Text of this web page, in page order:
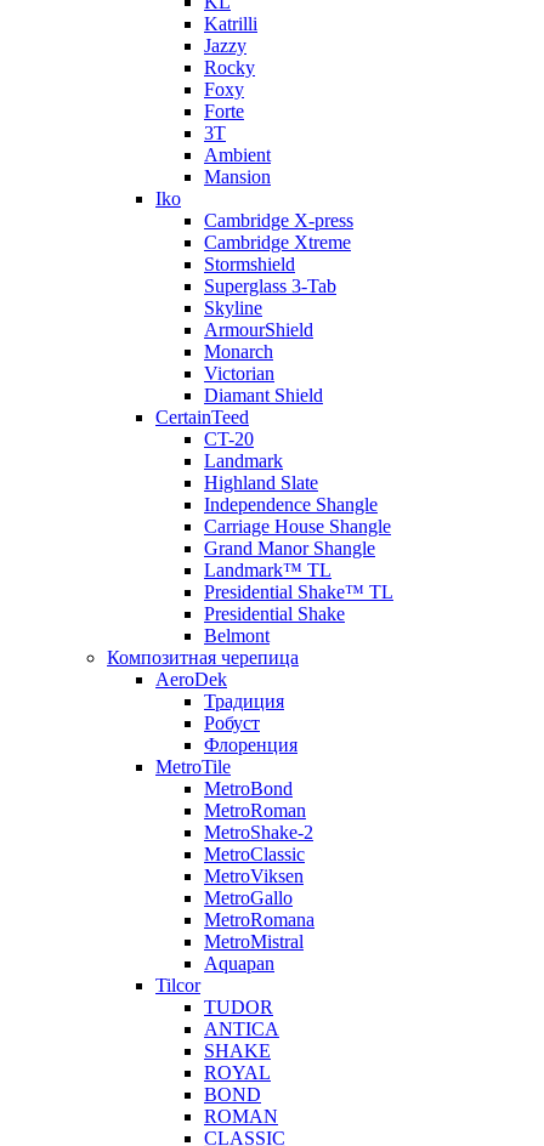
Katrilli
Jazzy
Rocky
Foxy
Forte
3T
Ambient
Mansion
Iko
Cambridge X-press
Cambridge Xtreme
Stormshield
Superglass 3-Tab
Skyline
ArmourShield
Monarch
Victorian
Diamant Shield
CertainTeed
CT-20
Landmark
Highland Slate
Independence Shangle
Carriage House Shangle
Grand Manor Shangle
Landmark™ TL
Presidential Shake™ TL
Presidential Shake
Belmont
Композитная черепица
AeroDek
Традиция
Робуст
Флоренция
MetroTile
MetroBond
MetroRoman
MetroShake-2
MetroClassic
MetroViksen
MetroGallo
MetroRomana
MetroMistral
Aquapan
Tilcor
TUDOR
ANTICA
SHAKE
ROYAL
BOND
ROMAN
CLASSIC